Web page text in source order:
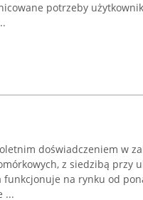
potrzeby
doświadczeniem w
z siedzibą przy
funkcjonuje na rynku od
...